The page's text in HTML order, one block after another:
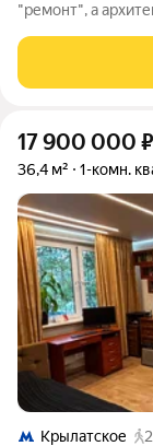
"ремонт", а
решений,
натяжных
17 900 000 ₽
36,4 м² 1-комн.
Крылатское